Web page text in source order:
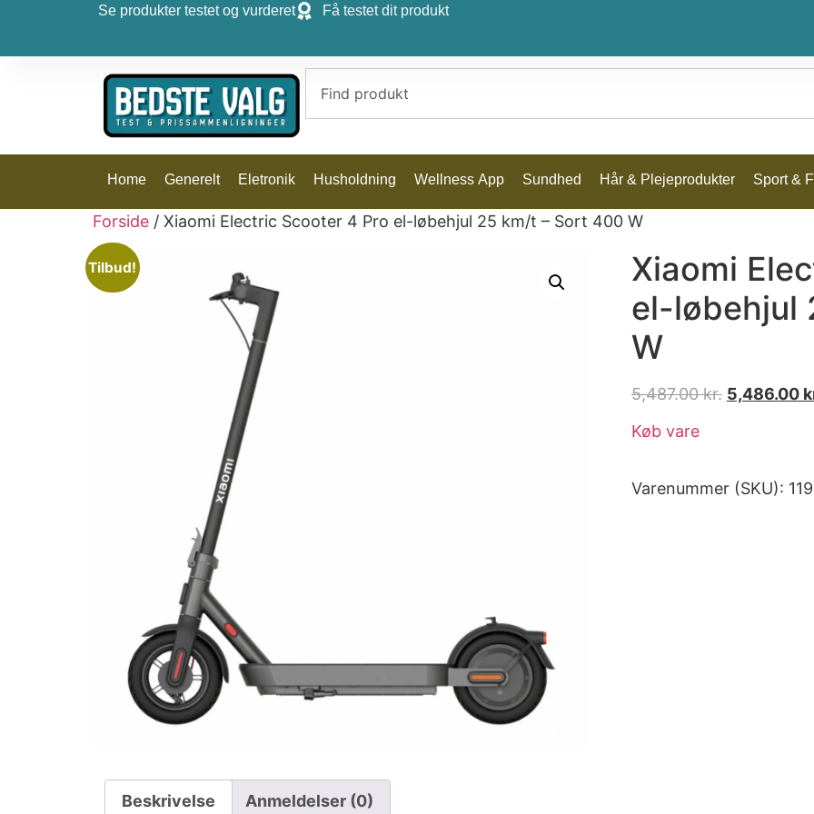
Se produkter testet og vurderet Få testet dit produkt
Home Generelt Eletronik Husholdning Wellness App Sundhed Hår & Plejeprodukter Sport &
Forside / Xiaomi Electric Scooter 4 Pro el-løbehjul 25 km/t – Sort 400 W
Tilbud!
Xiaomi
el-løbehjul
W
5,487.00kr. 5,486.00
Køb vare
Varenummer (SKU):
Beskrivelse Anmeldelser (0)